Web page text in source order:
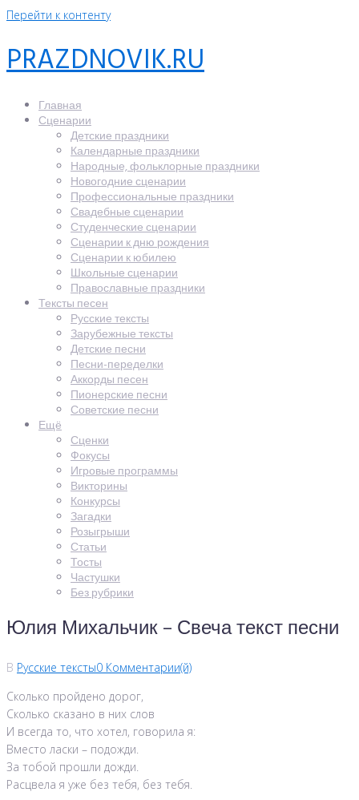
Перейти к контенту
PRAZDNOVIK.RU
Главная
Сценарии
Детские праздники
Календарные праздники
Народные, фольклорные праздники
Новогодние сценарии
Профессиональные праздники
Свадебные сценарии
Студенческие сценарии
Сценарии к дню рождения
Сценарии к юбилею
Школьные сценарии
Православные праздники
Тексты песен
Русские тексты
Зарубежные тексты
Детские песни
Песни-переделки
Аккорды песен
Пионерские песни
Советские песни
Ещё
Сценки
Фокусы
Игровые программы
Викторины
Конкурсы
Загадки
Розыгрыши
Статьи
Тосты
Частушки
Без рубрики
Юлия Михальчик – Свеча текст песни
В Русские тексты0 Комментарии(й)
Сколько пройдено дорог,
Сколько сказано в них слов
И всегда то, что хотел, говорила я:
Вместо ласки – подожди.
За тобой прошли дожди.
Расцвела я уже без тебя, без тебя.